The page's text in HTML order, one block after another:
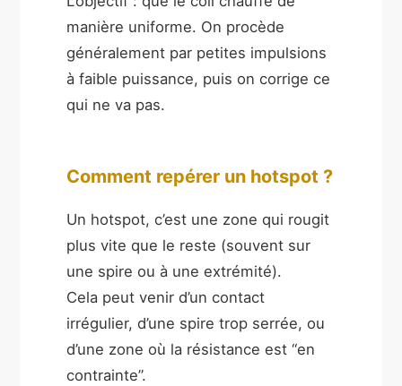
manière uniforme. On procède
généralement par petites impulsions
à faible puissance, puis on corrige ce
qui ne va pas.
Comment repérer un hotspot ?
Un hotspot, c’est une zone qui rougit
plus vite que le reste (souvent sur
une spire ou à une extrémité).
Cela peut venir d’un contact
irrégulier, d’une spire trop serrée, ou
d’une zone où la résistance est “en
contrainte”.